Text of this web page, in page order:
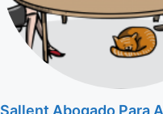
Sallent Abogado Para